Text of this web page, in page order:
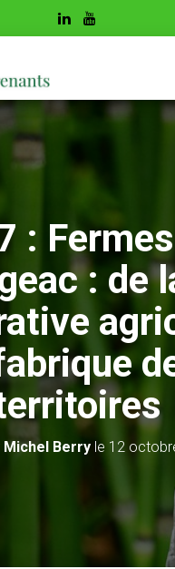
:
: de
Michel Berry le 12